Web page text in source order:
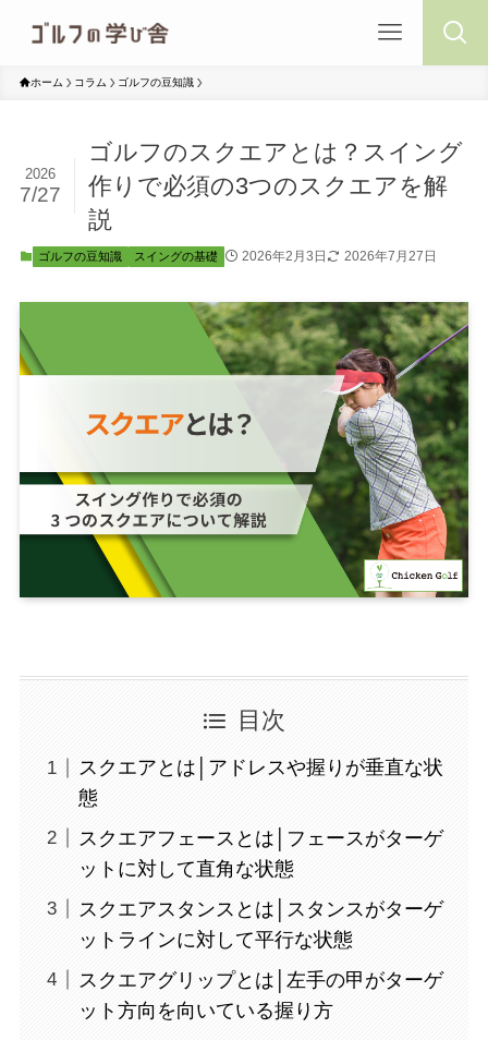
ホーム コラム ゴルフの豆知識
ゴルフのスクエアとは？スイング
作りで必須の3つのスクエアを解
説
2026
7/27
ゴルフの豆知識 スイングの基礎 2026年2月3日 2026年7月27日
目次
スクエアとは│アドレスや握りが垂直な状
態
スクエアフェースとは│フェースがターゲ
ットに対して直角な状態
スクエアスタンスとは│スタンスがターゲ
ットラインに対して平行な状態
スクエアグリップとは│左手の甲がターゲ
ット方向を向いている握り方